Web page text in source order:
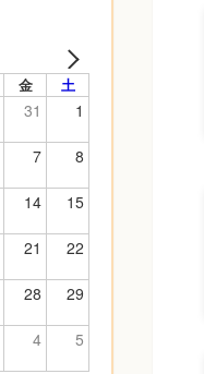
金 土
31 1
7 8
14 15
21 22
28 29
4 5